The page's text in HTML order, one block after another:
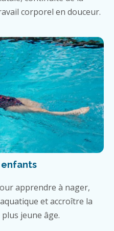
corporel en douceur.
enfants
apprendre à nager,
et accroître la
jeune âge.